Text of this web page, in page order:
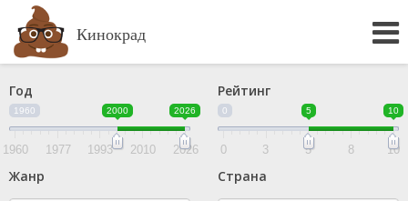
Кинокрад
Год
1960 2000 2026
1960 1977 1993 2010 2026
Рейтинг
0 5 10
0 3 5 8 10
Жанр Страна